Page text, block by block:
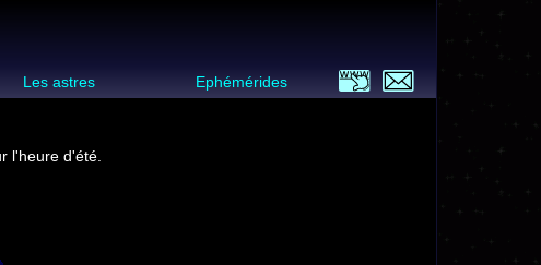
Les astres Ephémérides
l'heure d'été.